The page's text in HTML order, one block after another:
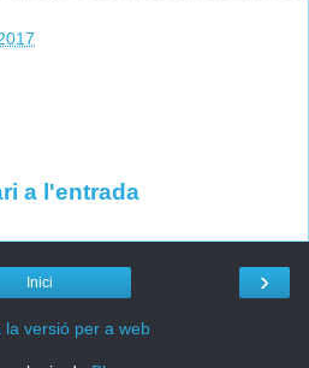
a l'entrada
›
Inici
la versió per a web